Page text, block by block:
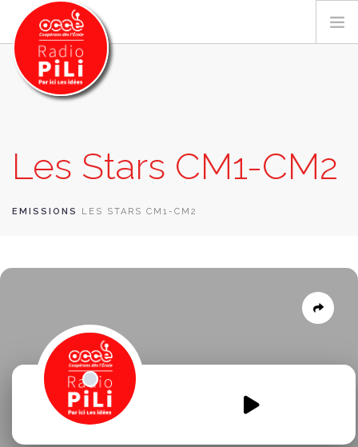
GRILLE DES PROGRAMMES
EMISSIONS / PODCASTS
CONTACT
Les Stars CM1-CM2
EMISSIONS LES STARS CM1-CM2
Les-stars-CM1-CM2-piscine.mp3